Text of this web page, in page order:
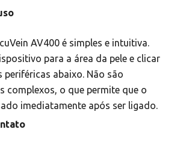
AV400 é simples e intuitiva.
para a área da pele e clicar
periféricas abaixo. Não são
complexos, o que permite que o
imediatamente após ser ligado.